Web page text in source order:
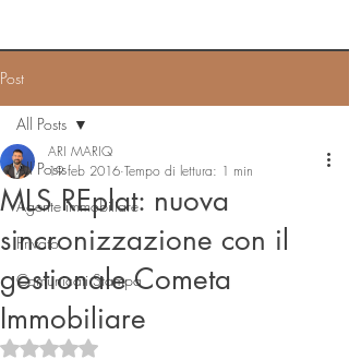
Post
All Posts
Agente immobiliare
Privato
Comunicati Stampa
All Posts
MLS REplat: nuova
sincronizzazione con il
gestionale Cometa
Immobiliare
ARI MARIQ
19 feb 2016 Tempo di lettura: 1 min
Valutazione NaN stelle su 5.